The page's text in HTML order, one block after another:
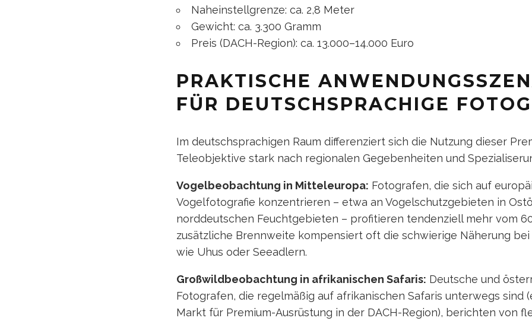
Naheinstellgrenze: ca. 2,8 Meter
Gewicht: ca. 3.300 Gramm
Preis (DACH-Region): ca. 13.000–14.000 Euro
PRAKTISCHE
FÜR DEUTSCHSPRACHIGE
Im deutschsprachigen Raum differenziert sich die Nutzung dieser
Teleobjektive stark nach regionalen Gegebenheiten und
Vogelbeobachtung in Mitteleuropa: Fotografen, die sich auf
Vogelfotografie konzentrieren – etwa an Vogelschutzgebieten in
norddeutschen Feuchtgebieten – profitieren tendenziell mehr vom
zusätzliche Brennweite kompensiert oft die schwierige Näherung bei
wie Uhus oder Seeadlern.
Großwildbeobachtung in afrikanischen Safaris: Deutsche und
Fotografen, die regelmäßig auf afrikanischen Safaris unterwegs sind
Markt für Premium-Ausrüstung in der DACH-Region), berichten von